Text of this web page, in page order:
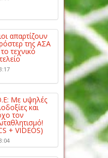
απαρτίζουν
της ΑΣΑ
τεχνικό
Με υψηλές
και
τον
+ VIDEOS)